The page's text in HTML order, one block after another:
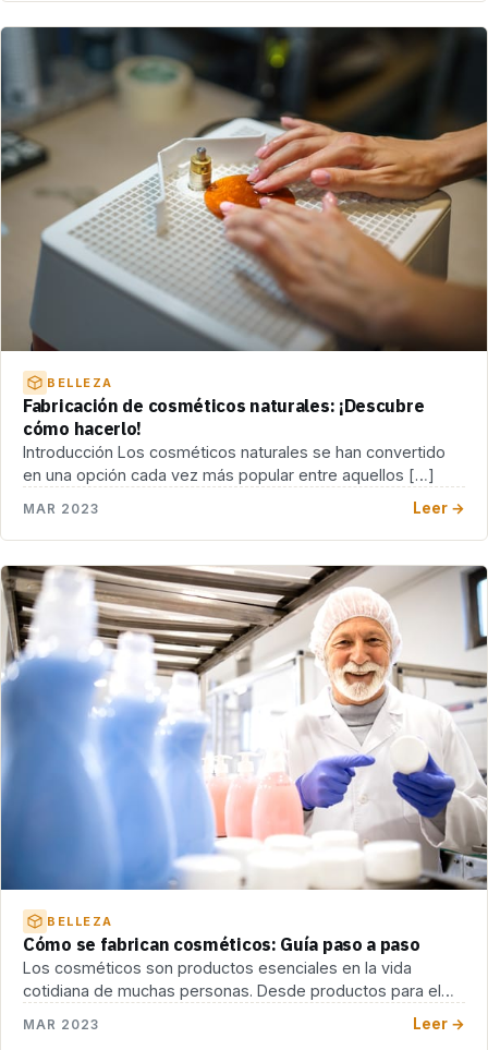
BELLEZA
Fabricación de cosméticos naturales: ¡Descubre
cómo hacerlo!
Introducción Los cosméticos naturales se han convertido
en una opción cada vez más popular entre aquellos […]
MAR 2023 Leer →
BELLEZA
Cómo se fabrican cosméticos: Guía paso a paso
Los cosméticos son productos esenciales en la vida
cotidiana de muchas personas. Desde productos para el
MAR 2023 Leer →